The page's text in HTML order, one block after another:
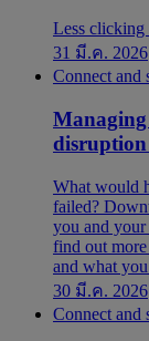
Less clicking
31 มี.ค. 2026
Connect and
disruption
What would
failed?
you and your
find out more
and what
30 มี.ค. 2026
Connect and